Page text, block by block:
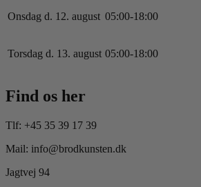
Onsdag d. 12. august 05:00-18:00
Torsdag d. 13. august 05:00-18:00
Find os her
Tlf: +45 35 39 17 39
Mail: info@brodkunsten.dk
Jagtvej 94